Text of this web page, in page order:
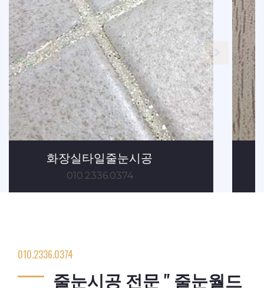
현관.베란다 줄눈시공
010.2336.0374
010.2336.0374
줄눈시공 전문 " 줄눈월드